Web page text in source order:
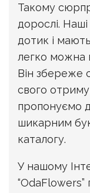
Такому
дорослі.
дотик і
легко можна
Він збереже
свого
пропонуємо
шикарним
каталогу.
У нашому